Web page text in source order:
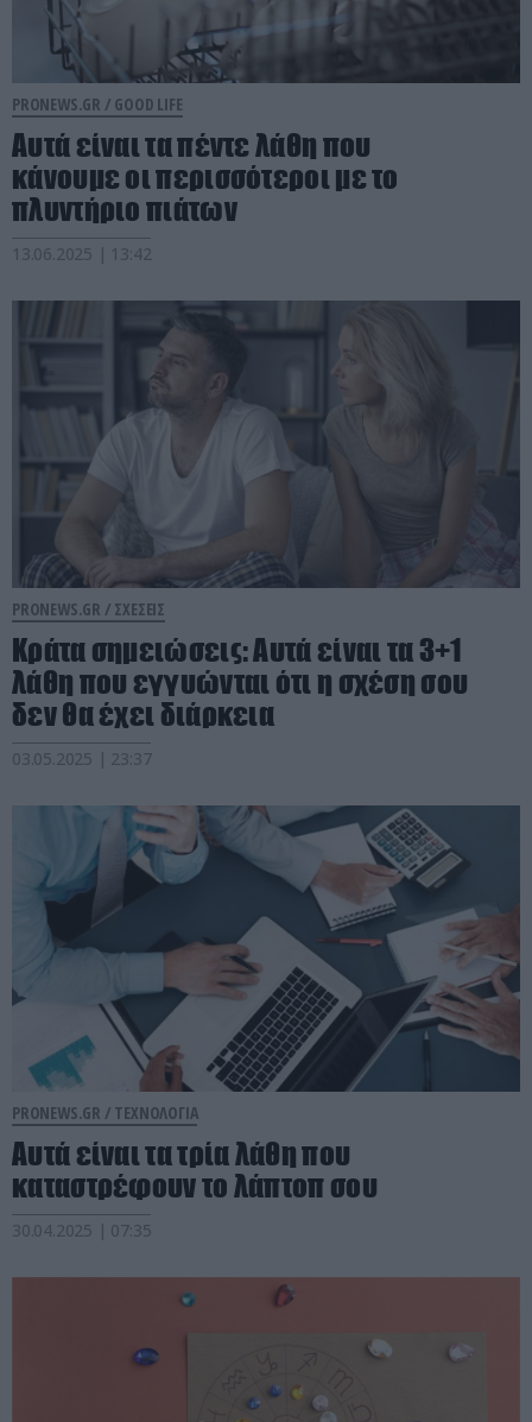
PRONEWS.GR / GOOD LIFE
Αυτά είναι τα πέντε λάθη που
κάνουμε οι περισσότεροι με το
πλυντήριο πιάτων
13.06.2025 | 13:42
PRONEWS.GR / ΣΧΕΣΕΙΣ
Κράτα σημειώσεις: Αυτά είναι τα 3+1
λάθη που εγγυώνται ότι η σχέση σου
δεν θα έχει διάρκεια
03.05.2025 | 23:37
PRONEWS.GR / ΤΕΧΝΟΛΟΓΙΑ
Αυτά είναι τα τρία λάθη που
καταστρέφουν το λάπτοπ σου
30.04.2025 | 07:35